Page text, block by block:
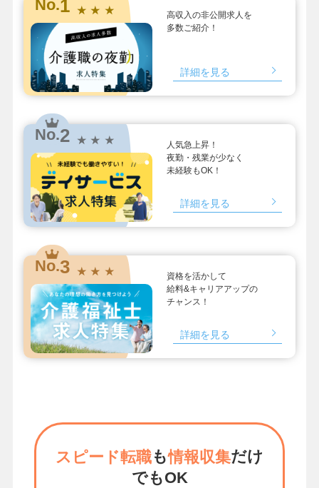
No.1 ★ ★ ★
高収入の非公開求人を
多数ご紹介！
詳細を見る
No.2 ★ ★ ★
人気急上昇！
夜勤・残業が少なく
未経験もOK！
詳細を見る
No.3 ★ ★ ★
資格を活かして
給料&キャリアアップの
チャンス！
詳細を見る
スピード転職も情報収集だけ
でもOK